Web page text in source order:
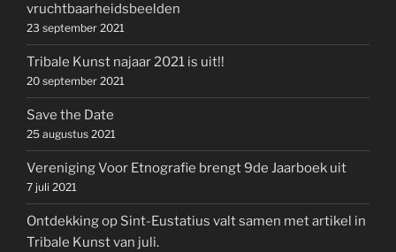
vruchtbaarheidsbeelden
23 september 2021
Tribale Kunst najaar 2021 is uit!!
20 september 2021
Save the Date
25 augustus 2021
Vereniging Voor Etnografie brengt 9de Jaarboek uit
7 juli 2021
Ontdekking op Sint-Eustatius valt samen met artikel in
Tribale Kunst van juli.